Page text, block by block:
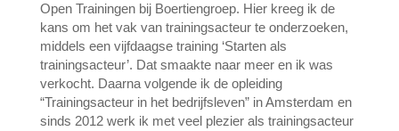
Open Trainingen bij Boertiengroep. Hier kreeg ik de
kans om het vak van trainingsacteur te onderzoeken,
middels een vijfdaagse training ‘Starten als
trainingsacteur’. Dat smaakte naar meer en ik was
verkocht. Daarna volgende ik de opleiding
“Trainingsacteur in het bedrijfsleven” in Amsterdam en
sinds 2012 werk ik met veel plezier als trainingsacteur